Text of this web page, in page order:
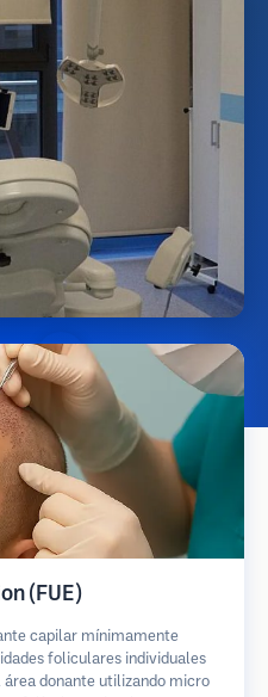
(FUE)
capilar mínimamente
foliculares individuales
donante utilizando micro